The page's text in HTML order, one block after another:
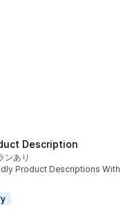
Description
件
ンあり
Product Descriptions With